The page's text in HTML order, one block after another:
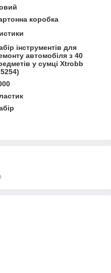
коробка
інструментів для
автомобіля з 40
у сумці Xtrobb